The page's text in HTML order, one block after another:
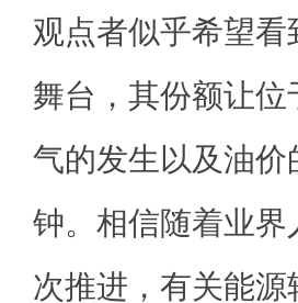
观点者似乎希望
舞台，其份额让
气的发生以及油
钟。相信随着业
次推进，有关能